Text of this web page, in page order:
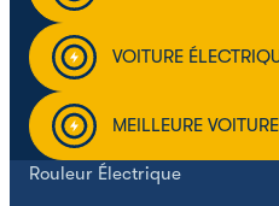
VOITURE
MEILLEURE
Rouleur Électrique